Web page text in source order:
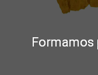
Formamos